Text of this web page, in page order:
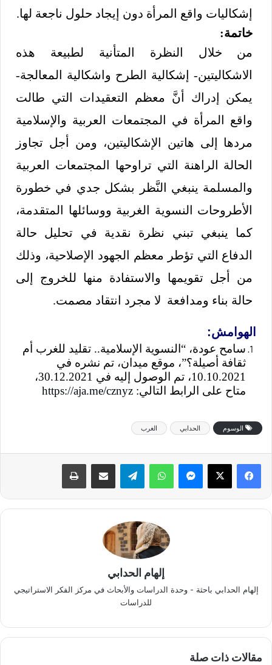
إشكاليات واقع المرأة دون إيجاد حلول ناجعة لها.
خاتمة:
من خلال النظرة المتأنية لطبيعة هذه
الاشكاليتين- إشكالية الطرح واشكالية المعالجة-
يمكن إدراك أنَّ معظم التعقيدات التي طالت
واقع المرأة في المجتمعات العربية والإسلامية
مردها إلى هاتين الإشكاليتين، ومن أجل تجاوز
الحالة الراهنة التي تراوحها المجتمعات العربية
والمسلمة ينبغي النَّظر بشكل جدي في خطورة
الأطروحات النسوية الغربية ووسائلها المتقدمة،
كما ينبغي تبني نظرة نقدية في تحليل حالة
الدفاع التي تؤطر معظم الجهود الإصلاحية، وذلك
من أجل تقويمها والاستفادة منها للخروج إلى
حالة بناء ومدافعة لا مجرد انتقاد مصمت.
الهوامش:
سامح عودة، “النسوية الإسلامية.. تقليد للغرب أم
ثقافة أصيلة؟”، موقع ميدان، تم نشره في
10.10.2021، تم الوصول إليه في 30.12.2021،
متاح على الرابط التالي: https://aja.me/cznyz
الوسوم الحدابي الغرب
إلهام الحدابي
إلهام الحدابي باحثة - وحدة الدراسات والأبحاث في مركز الفكر الاستراتيجي
للدراسات
مقالات ذات صلة